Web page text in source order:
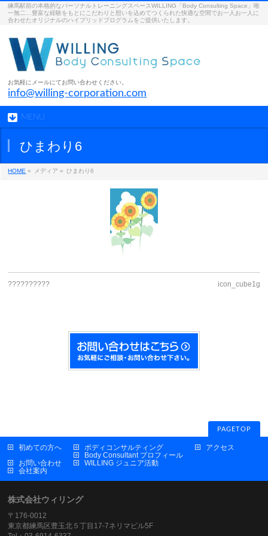
練馬駅前の本格的なパーソナルトレーニングスペースWILLING「Body Consulting Space」唯
一無二…豊富な経験をもとにこだわりと想いを込めてつくられた快適な空間でお一人お一人に
合わせたオリジナルのハイブリッドプログラムをご提供いたします。
お気軽にメールにてお問い合わせください。
info@willing-corporation.com
MENU
ひまわり6
HOME » メディア » ひまわり6
?????????? icon_cube1g
PAGETOP
初めての方へ
ボディコンサルティング
Body Consultant プロフィール
アクセス
お問い合わせ
会社案内
WILLING ジュニア活動
株式会社ウィリング
〒176-0012
東京都練馬区豊玉北５丁目17-7ネリマビル5F